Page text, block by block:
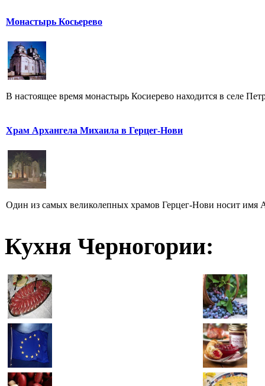
Монастырь Косьерево
В настоящее время монастырь Косиерево находится в селе
Храм Архангела Михаила в Герцег-Нови
Один из самых великолепных храмов Герцег-Нови носит имя
Кухня Черногории: